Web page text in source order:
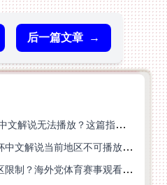
后一篇文章 →
在新加坡看CCTV5世界杯中文解说无法播放？这篇指南帮你解锁海外体育直播自由
在加拿大看咪咕视频世界杯中文解说当前地区不可播放？这篇指南帮你一键解决
在日本看央视频世界杯地区限制？海外党体育赛事观看终极指南